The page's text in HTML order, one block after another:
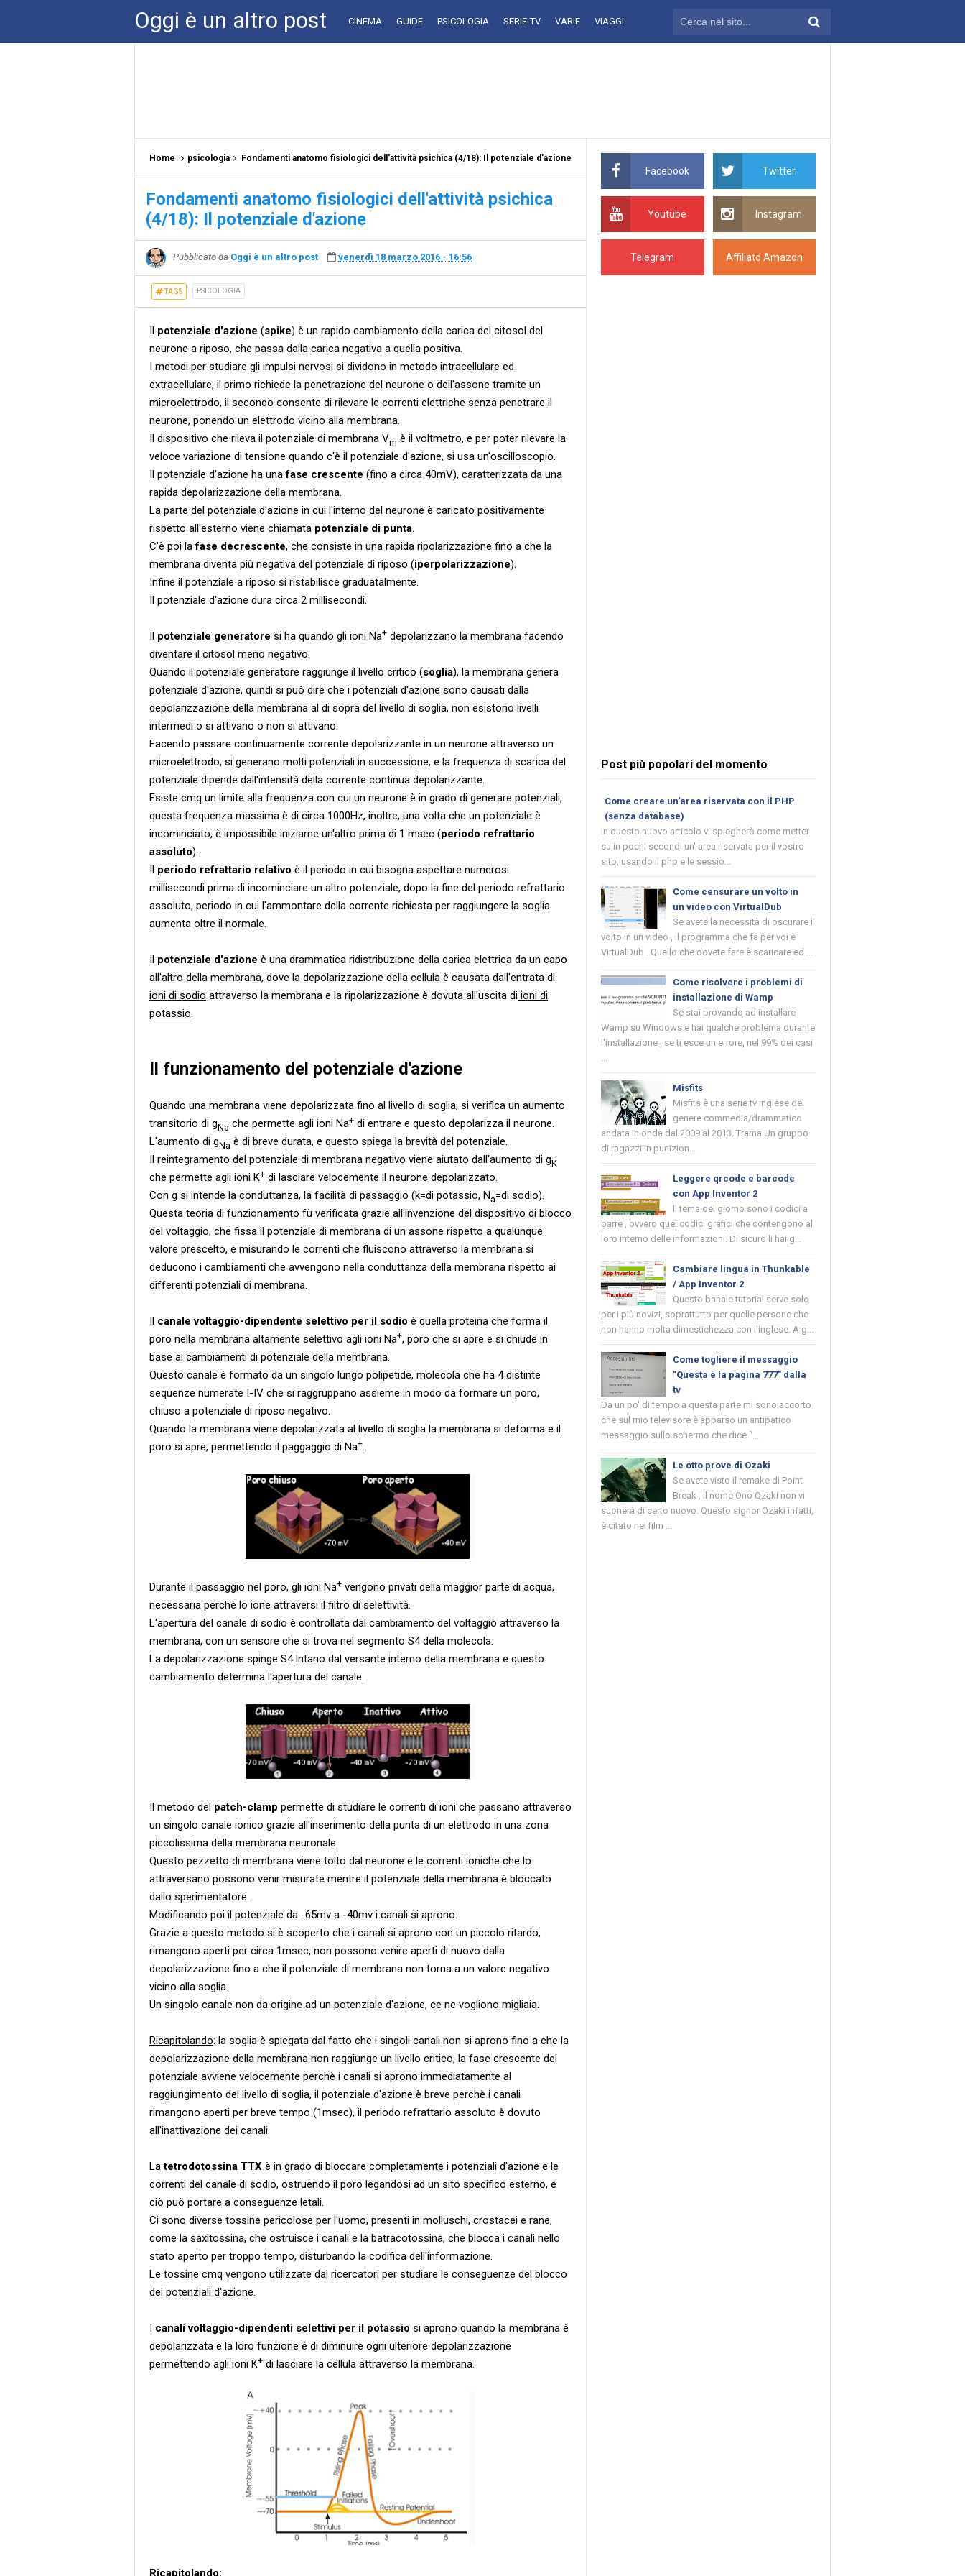
Oggi è un altro post CINEMA GUIDE PSICOLOGIA SERIE-TV VARIE VIAGGI
Home psicologia Fondamenti anatomo fisiologici dell'attività psichica (4/18): Il potenziale d'azione
Fondamenti anatomo fisiologici dell'attività psichica
(4/18): Il potenziale d'azione
Pubblicato da Oggi è un altro post venerdì 18 marzo 2016 - 16:56
TAGS PSICOLOGIA
Il potenziale d'azione (spike) è un rapido cambiamento della carica del citosol del
neurone a riposo, che passa dalla carica negativa a quella positiva.
I metodi per studiare gli impulsi nervosi si dividono in metodo intracellulare ed
extracellulare, il primo richiede la penetrazione del neurone o dell'assone tramite un
microelettrodo, il secondo consente di rilevare le correnti elettriche senza penetrare il
neurone, ponendo un elettrodo vicino alla membrana.
Il dispositivo che rileva il potenziale di membrana Vm è il voltmetro, e per poter rilevare la
veloce variazione di tensione quando c'è il potenziale d'azione, si usa un'oscilloscopio.
Il potenziale d'azione ha unafase crescente (fino a circa 40mV), caratterizzata da una
rapida depolarizzazione della membrana.
La parte del potenziale d'azione in cui l'interno del neurone è caricato positivamente
rispetto all'esterno viene chiamata potenziale di punta.
C'è poi lafase decrescente, che consiste in una rapida ripolarizzazione fino a che la
membrana diventa più negativa del potenziale di riposo (iperpolarizzazione).
Infine il potenziale a riposo si ristabilisce graduatalmente.
Il potenziale d'azione dura circa 2 millisecondi.
Il potenziale generatore si ha quando gli ioni Na+ depolarizzano la membrana facendo
diventare il citosol meno negativo.
Quando il potenziale generatore raggiunge il livello critico (soglia), la membrana genera
potenziale d'azione, quindi si può dire che i potenziali d'azione sono causati dalla
depolarizzazione della membrana al di sopra del livello di soglia, non esistono livelli
intermedi o si attivano o non si attivano.
Facendo passare continuamente corrente depolarizzante in un neurone attraverso un
microelettrodo, si generano molti potenziali in successione, e la frequenza di scarica del
potenziale dipende dall'intensità della corrente continua depolarizzante.
Esiste cmq un limite alla frequenza con cui un neurone è in grado di generare potenziali,
questa frequenza massima è di circa 1000Hz, inoltre, una volta che un potenziale è
incominciato, è impossibile iniziarne un'altro prima di 1 msec (periodo refrattario
assoluto).
Il periodo refrattario relativo è il periodo in cui bisogna aspettare numerosi
millisecondi prima di incominciare un altro potenziale, dopo la fine del periodo refrattario
assoluto, periodo in cui l'ammontare della corrente richiesta per raggiungere la soglia
aumenta oltre il normale.
Il potenziale d'azione è una drammatica ridistribuzione della carica elettrica da un capo
all'altro della membrana, dove la depolarizzazione della cellula è causata dall'entrata di
ioni di sodio attraverso la membrana e la ripolarizzazione è dovuta all'uscita di ioni di
potassio.
Il funzionamento del potenziale d'azione
Quando una membrana viene depolarizzata fino al livello di soglia, si verifica un aumento
transitorio di gNa che permette agli ioni Na+ di entrare e questo depolarizza il neurone.
L'aumento di gNa è di breve durata, e questo spiega la brevità del potenziale.
Il reintegramento del potenziale di membrana negativo viene aiutato dall'aumento di gK
che permette agli ioni K+ di lasciare velocemente il neurone depolarizzato.
Con g si intende la conduttanza, la facilità di passaggio (k=di potassio, Na=di sodio).
Questa teoria di funzionamento fù verificata grazie all'invenzione del dispositivo di blocco
del voltaggio, che fissa il potenziale di membrana di un assone rispetto a qualunque
valore prescelto, e misurando le correnti che fluiscono attraverso la membrana si
deducono i cambiamenti che avvengono nella conduttanza della membrana rispetto ai
differenti potenziali di membrana.
Il canale voltaggio-dipendente selettivo per il sodio è quella proteina che forma il
poro nella membrana altamente selettivo agli ioni Na+, poro che si apre e si chiude in
base ai cambiamenti di potenziale della membrana.
Questo canale è formato da un singolo lungo polipetide, molecola che ha 4 distinte
sequenze numerate I-IV che si raggruppano assieme in modo da formare un poro,
chiuso a potenziale di riposo negativo.
Quando la membrana viene depolarizzata al livello di soglia la membrana si deforma e il
poro si apre, permettendo il paggaggio di Na+.
Durante il passaggio nel poro, gli ioni Na+ vengono privati della maggior parte di acqua,
necessaria perchè lo ione attraversi il filtro di selettività.
L'apertura del canale di sodio è controllata dal cambiamento del voltaggio attraverso la
membrana, con un sensore che si trova nel segmento S4 della molecola.
La depolarizzazione spinge S4 lntano dal versante interno della membrana e questo
cambiamento determina l'apertura del canale.
Il metodo del patch-clamp permette di studiare le correnti di ioni che passano attraverso
un singolo canale ionico grazie all'inserimento della punta di un elettrodo in una zona
piccolissima della membrana neuronale.
Questo pezzetto di membrana viene tolto dal neurone e le correnti ioniche che lo
attraversano possono venir misurate mentre il potenziale della membrana è bloccato
dallo sperimentatore.
Modificando poi il potenziale da -65mv a -40mv i canali si aprono.
Grazie a questo metodo si è scoperto che i canali si aprono con un piccolo ritardo,
rimangono aperti per circa 1msec, non possono venire aperti di nuovo dalla
depolarizzazione fino a che il potenziale di membrana non torna a un valore negativo
vicino alla soglia.
Un singolo canale non da origine ad un potenziale d'azione, ce ne vogliono migliaia.
Ricapitolando: la soglia è spiegata dal fatto che i singoli canali non si aprono fino a che la
depolarizzazione della membrana non raggiunge un livello critico, la fase crescente del
potenziale avviene velocemente perchè i canali si aprono immediatamente al
raggiungimento del livello di soglia, il potenziale d'azione è breve perchè i canali
rimangono aperti per breve tempo (1msec), il periodo refrattario assoluto è dovuto
all'inattivazione dei canali.
Latetrodotossina TTX è in grado di bloccare completamente i potenziali d'azione e le
correnti del canale di sodio, ostruendo il poro legandosi ad un sito specifico esterno, e
ciò può portare a conseguenze letali.
Ci sono diverse tossine pericolose per l'uomo, presenti in molluschi, crostacei e rane,
come la saxitossina, che ostruisce i canali e la batracotossina, che blocca i canali nello
stato aperto per troppo tempo, disturbando la codifica dell'informazione.
Le tossine cmq vengono utilizzate dai ricercatori per studiare le conseguenze del blocco
dei potenziali d'azione.
I canali voltaggio-dipendenti selettivi per il potassio si aprono quando la membrana è
depolarizzata e la loro funzione è di diminuire ogni ulteriore depolarizzazione
permettendo agli ioni K+ di lasciare la cellula attraverso la membrana.
Ricapitolando:
Facebook Twitter
Youtube Instagram
Telegram Affiliato Amazon
Post più popolari del momento
Come creare un'area riservata con il PHP
(senza database)
In questo nuovo articolo vi spiegherò come metter
su in pochi secondi un' area riservata per il vostro
sito, usando il php e le sessio...
Come censurare un volto in
un video con VirtualDub
Se avete la necessità di oscurare il
volto in un video , il programma che fa per voi è
VirtualDub . Quello che dovete fare è scaricare ed ...
Come risolvere i problemi di
installazione di Wamp
Se stai provando ad installare
Wamp su Windows e hai qualche problema durante
l'installazione , se ti esce un errore, nel 99% dei casi
...
Misfits
Misfits è una serie tv inglese del
genere commedia/drammatico
andata in onda dal 2009 al 2013. Trama Un gruppo
di ragazzi in punizion...
Leggere qrcode e barcode
con App Inventor 2
Il tema del giorno sono i codici a
barre , ovvero quei codici grafici che contengono al
loro interno delle informazioni. Di sicuro li hai g...
Cambiare lingua in Thunkable
/ App Inventor 2
Questo banale tutorial serve solo
per i più novizi, soprattutto per quelle persone che
non hanno molta dimestichezza con l'inglese. A g...
Come togliere il messaggio
"Questa è la pagina 777" dalla
tv
Da un po' di tempo a questa parte mi sono accorto
che sul mio televisore è apparso un antipatico
messaggio sullo schermo che dice "...
Le otto prove di Ozaki
Se avete visto il remake di Point
Break , il nome Ono Ozaki non vi
suonerà di certo nuovo. Questo signor Ozaki infatti,
è citato nel film ...